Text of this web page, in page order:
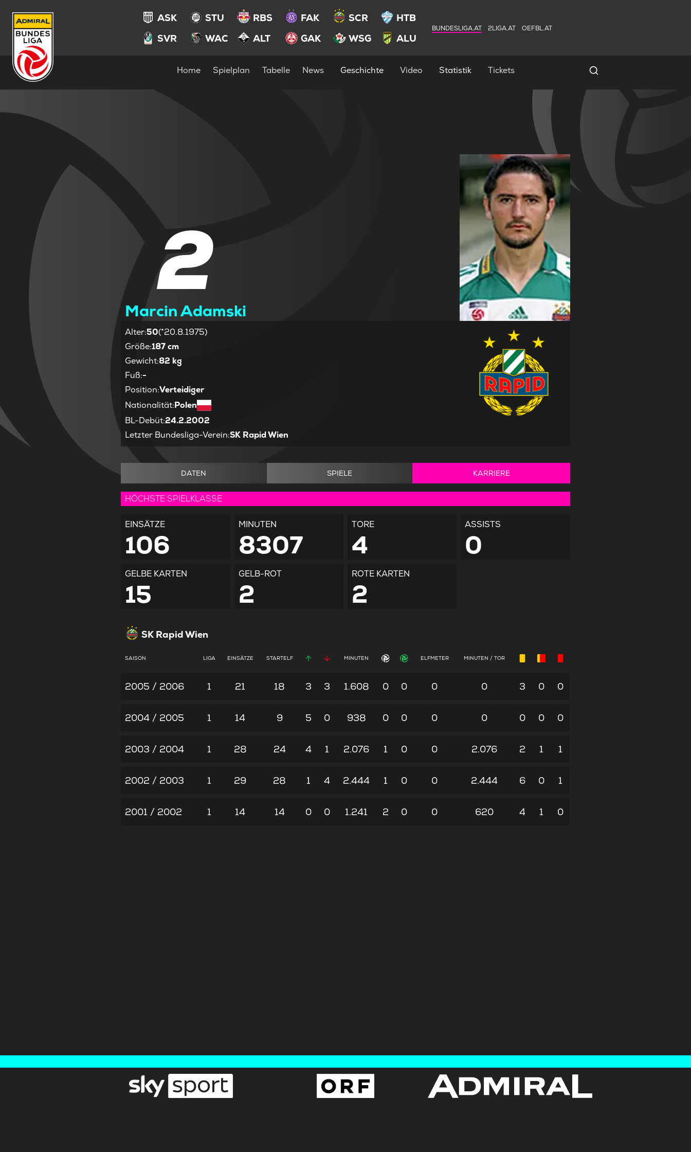
ASK STU RBS FAK SCR
HTB
SVR
WAC ALT GAK WSG ALU
BUNDESLIGA.AT 2LIGA.AT OEFBL.AT
Home Spielplan Tabelle News Geschichte Video Statistik Tickets Spielersuche
2
Marcin Adamski
Alter:50(*20.8.1975)
Größe:187 cm
Gewicht:82 kg
Fuß:-
Position:Verteidiger
Nationalität:Polen
BL-Debüt:24.2.2002
Letzter Bundesliga-Verein:SK Rapid Wien
DATEN SPIELE KARRIERE
HÖCHSTE SPIELKLASSE
EINSÄTZE
106
MINUTEN
8307
TORE
4
ASSISTS
0
GELBE KARTEN
15
GELB-ROT
2
ROTE KARTEN
2
SK Rapid Wien
SAISON LIGA EINSÄTZE STARTELF MINUTEN ELFMETER MINUTEN / TOR
2005 / 2006 1 21 18 3 3 1.608 0 0 0 0 3 0 0
2004 / 2005 1 14 9 5 0 938 0 0 0 0 0 0 0
2003 / 2004 1 28 24 4 1 2.076 1 0 0 2.076 2 1 1
2002 / 2003 1 29 28 1 4 2.444 1 0 0 2.444 6 0 1
2001 / 2002 1 14 14 0 0 1.241 2 0 0 620 4 1 0